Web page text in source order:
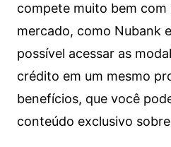
compete muito bem com
mercado, como Nubank
possível acessar as
crédito em um mesmo
benefícios, que você
conteúdo exclusivo